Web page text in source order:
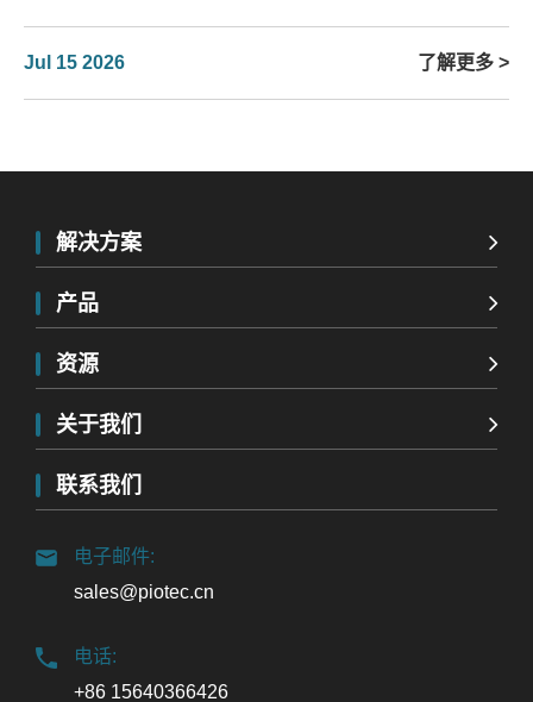
Jul 15 2026 了解更多 >
解决方案
产品
资源
关于我们
联系我们
电子邮件:
sales@piotec.cn
电话:
+86 15640366426